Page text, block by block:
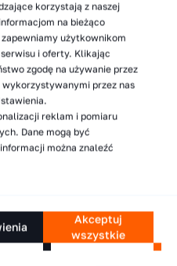
systemów
i suplementów
nowe wyzwania –
korzystają z naszej
na bieżąco
użytkownikom
i oferty. Klikając
zgodę na używanie przez
przez nas
reklam i pomiaru
Dane mogą być
można znaleźć
Akceptuj
wszystkie